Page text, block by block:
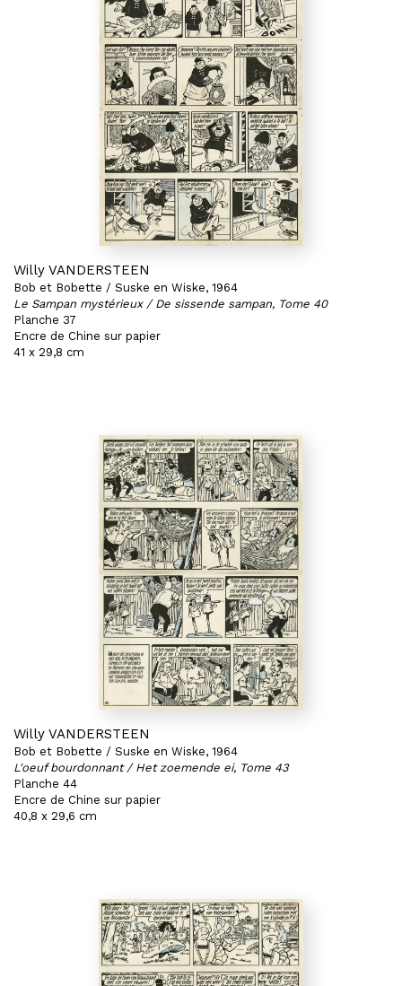
Willy VANDERSTEEN
Bob et Bobette / Suske en Wiske, 1964
Le Sampan mystérieux / De sissende sampan, Tome 40
Planche 37
Encre de Chine sur papier
41 x 29,8 cm
Willy VANDERSTEEN
Bob et Bobette / Suske en Wiske, 1964
L'oeuf bourdonnant / Het zoemende ei, Tome 43
Planche 44
Encre de Chine sur papier
40,8 x 29,6 cm